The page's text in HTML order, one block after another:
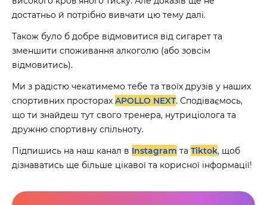
достатньо й потрібно вивчати цю тему далі.
Також було б добре відмовитися від сигарет та
зменшити споживання алкоголю (або зовсім
відмовитись).
Ми з радістю чекатимемо тебе та твоїх друзів у наших
спортивних просторах APOLLO NEXT. Сподіваємось,
що ти знайдеш тут свого тренера, нутриціолога та
дружню спортивну спільноту.
Підпишись на наш канал в Instagram та Tiktok, щоб
дізнаватись ще більше цікавої та корисної інформації!